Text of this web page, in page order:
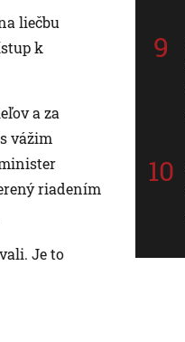
liečbu
k
a za
vážim
riadením
Je to